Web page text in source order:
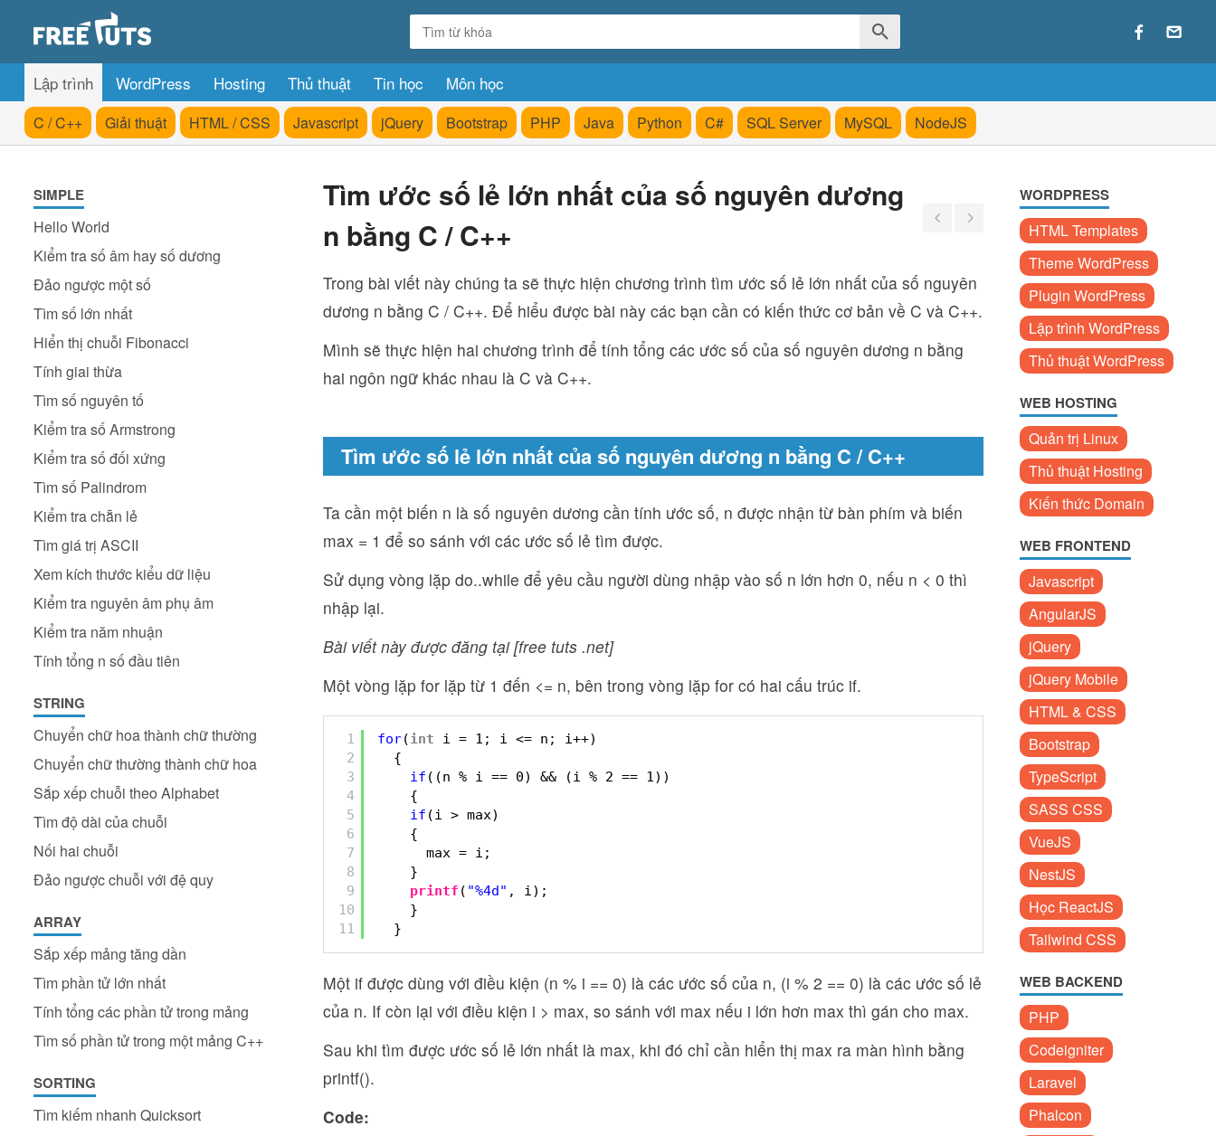
Lập trình WordPress Hosting Thủ thuật Tin học Môn học
C / C++ Giải thuật HTML / CSS Javascript jQuery Bootstrap PHP Java Python C# SQL Server MySQL NodeJS
SIMPLE
Hello World
Kiểm tra số âm hay số dương
Đảo ngược một số
Tìm số lớn nhất
Hiển thị chuỗi Fibonacci
Tính giai thừa
Tìm số nguyên tố
Kiểm tra số Armstrong
Kiểm tra số đối xứng
Tìm số Palindrom
Kiểm tra chẵn lẻ
Tìm giá trị ASCII
Xem kích thước kiểu dữ liệu
Kiểm tra nguyên âm phụ âm
Kiểm tra năm nhuận
Tính tổng n số đầu tiên
STRING
Chuyển chữ hoa thành chữ thường
Chuyển chữ thường thành chữ hoa
Sắp xếp chuỗi theo Alphabet
Tìm độ dài của chuỗi
Nối hai chuỗi
Đảo ngược chuỗi với đệ quy
ARRAY
Sắp xếp mảng tăng dần
Tìm phần tử lớn nhất
Tính tổng các phần tử trong mảng
Tìm số phần tử trong một mảng C++
SORTING
Tìm kiếm nhanh Quicksort
Tìm ước số lẻ lớn nhất của số nguyên dương
n bằng C / C++
Trong bài viết này chúng ta sẽ thực hiện chương trình tìm ước số lẻ lớn nhất của số nguyên
dương n bằng C / C++. Để hiểu được bài này các bạn cần có kiến thức cơ bản về C và C++.
Mình sẽ thực hiện hai chương trình để tính tổng các ước số của số nguyên dương n bằng
hai ngôn ngữ khác nhau là C và C++.
Tìm ước số lẻ lớn nhất của số nguyên dương n bằng C / C++
Ta cần một biến n là số nguyên dương cần tính ước số, n được nhận từ bàn phím và biến
max = 1 để so sánh với các ước số lẻ tìm được.
Sử dụng vòng lặp do..while để yêu cầu người dùng nhập vào số n lớn hơn 0, nếu n < 0 thì
nhập lại.
Bài viết này được đăng tại [free tuts .net]
Một vòng lặp for lặp từ 1 đến <= n, bên trong vòng lặp for có hai cấu trúc if.
1
2
3
4
5
6
7
8
9
10
11
for(int
i = 1; i <= n; i++)
{
if ((n % i == 0) && (i % 2 == 1))
{
if (i > max)
{
max = i;
}
printf ( "%4d" , i);
}
}
Một if được dùng với điều kiện (n % i == 0) là các ước số của n, (i % 2 == 0) là các ước số lẻ
của n. If còn lại với điều kiện i > max, so sánh với max nếu i lớn hơn max thì gán cho max.
Sau khi tìm được ước số lẻ lớn nhất là max, khi đó chỉ cần hiển thị max ra màn hình bằng
printf().
Code:
WORDPRESS
HTML Templates
Theme WordPress
Plugin WordPress
Lập trình WordPress
Thủ thuật WordPress
WEB HOSTING
Quản trị Linux
Thủ thuật Hosting
Kiến thức Domain
WEB FRONTEND
Javascript
AngularJS
jQuery
jQuery Mobile
HTML & CSS
Bootstrap
TypeScript
SASS CSS
VueJS
NestJS
Học ReactJS
Tailwind CSS
WEB BACKEND
PHP
Codeigniter
Laravel
Phalcon